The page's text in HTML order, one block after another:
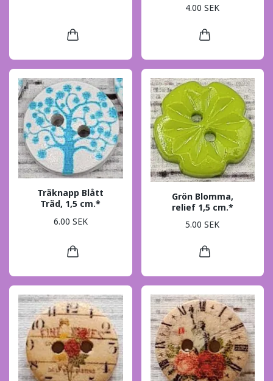
4.00 SEK
Träknapp Blått
Träd, 1,5 cm.*
6.00 SEK
Grön Blomma,
relief 1,5 cm.*
5.00 SEK